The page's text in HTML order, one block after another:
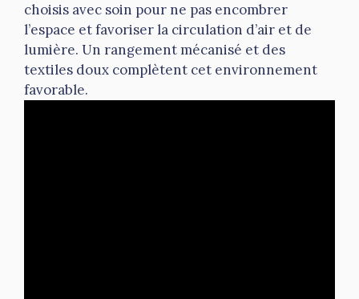
choisis avec soin pour ne pas encombrer
l’espace et favoriser la circulation d’air et de
lumière. Un rangement mécanisé et des
textiles doux complètent cet environnement
favorable.